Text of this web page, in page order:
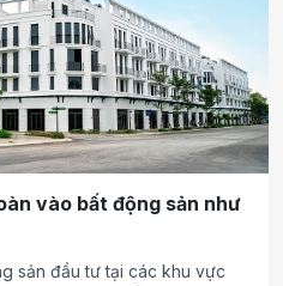
vào bất động sản như
sản đầu tư tại các khu vực